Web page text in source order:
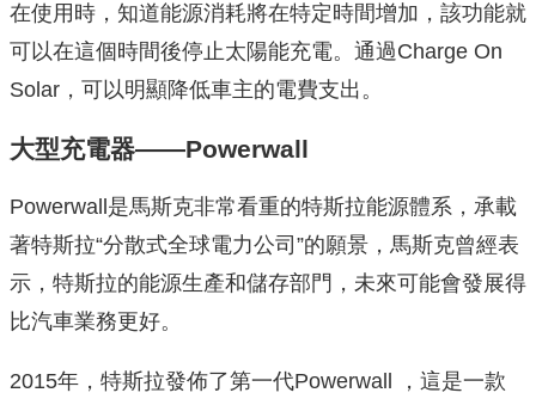
在使用時，知道能源消耗將在特定時間增加，該功能就
可以在這個時間後停止太陽能充電。通過Charge On
Solar，可以明顯降低車主的電費支出。
大型充電器——Powerwall
Powerwall是馬斯克非常看重的特斯拉能源體系，承載
著特斯拉“分散式全球電力公司”的願景，馬斯克曾經表
示，特斯拉的能源生產和儲存部門，未來可能會發展得
比汽車業務更好。
2015年，特斯拉發佈了第一代Powerwall ，這是一款